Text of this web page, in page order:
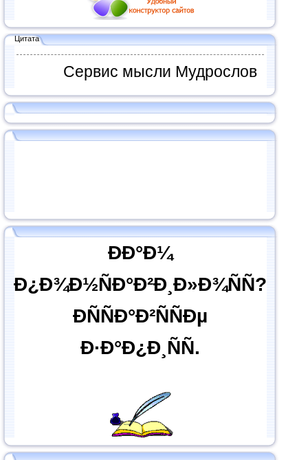
Цитата
Сервис мысли Мудрослов
ÐÐ°Ð¼
Ð¿Ð¾Ð½ÑÐ°Ð²Ð¸Ð»Ð¾ÑÑ?
ÐÑÑÐ°Ð²ÑÑÐµ
Ð·Ð°Ð¿Ð¸ÑÑ.